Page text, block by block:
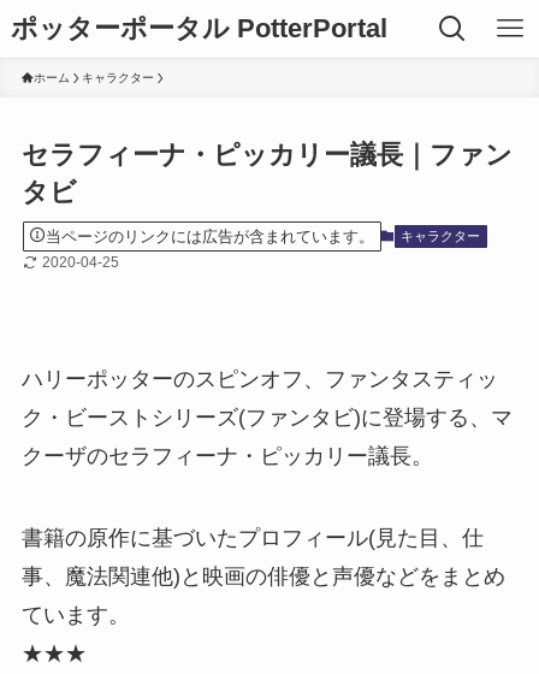
ポッターポータル PotterPortal
ホーム キャラクター
セラフィーナ・ピッカリー議長｜ファン
タビ
当ページのリンクには広告が含まれています。 キャラクター
2020-04-25
ハリーポッターのスピンオフ、ファンタスティッ
ク・ビーストシリーズ(ファンタビ)に登場する、マ
クーザのセラフィーナ・ピッカリー議長。
書籍の原作に基づいたプロフィール(見た目、仕
事、魔法関連他)と映画の俳優と声優などをまとめ
ています。
★★★